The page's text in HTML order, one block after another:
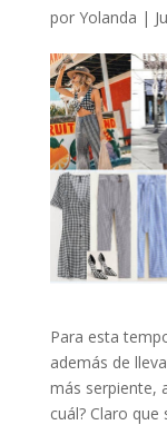
por Yolanda |
Para esta
además de
más serpiente,
cuál? Claro que